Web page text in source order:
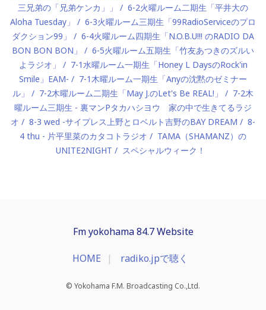
三兄弟の「兄弟ケンカ」」
6-2火曜ルーム二期生「平井大の
Aloha Tuesday」
6-3火曜ルーム三期生「99RadioServiceのプロ
ダクション99」
6-4火曜ルーム四期生「N.O.B.U!!! のRADIO DA
BON BON BON」
6-5火曜ルーム五期生「竹友あつきのズルい
よラジオ」
7-1水曜ルーム一期生「Honey L DaysのRock'in
Smile」EAM-
7-1木曜ルーム一期生「Anyの沈黙のゼミナー
ル」
7-2木曜ルーム二期生「May J.のLet's Be REAL!」
7-2木
曜ルーム三期生 - 裏マンPタカハシヨウ 家の中で生きてるラジ
オ
8-3 wed -サイプレス上野とロベルト吉野のBAY DREAM
8-
4 thu - 片平里菜のカタコトラジオ
TAMA（SHAMANZ）の
UNITE2NIGHT
スペシャルウィーク！
Fm yokohama 84.7 Website
HOME radiko.jpで聴く
© Yokohama F.M. Broadcasting Co.,Ltd.